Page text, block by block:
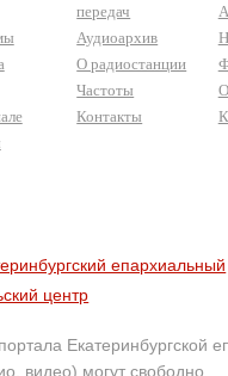
передач
Аудиоархив
О радиостанции
Частоты
Контакты
епархиальный
центр
Екатеринбургской
видео) могут свободно